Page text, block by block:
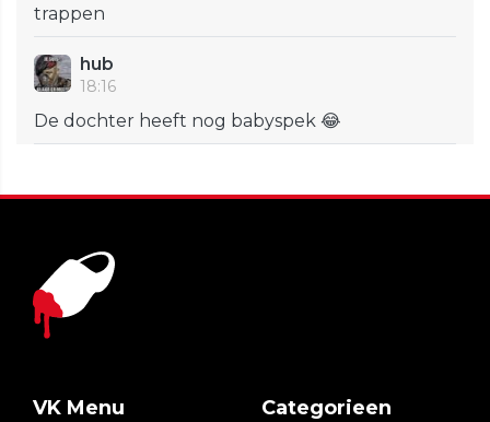
trappen
hub
18:16
De dochter heeft nog babyspek 😂
VK Menu Categorieen